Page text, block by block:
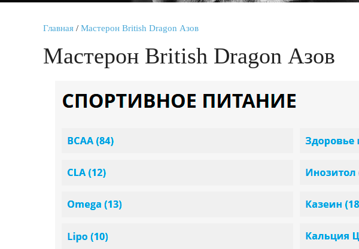
Главная / Мастерон British Dragon Азов
Мастерон British Dragon Азов